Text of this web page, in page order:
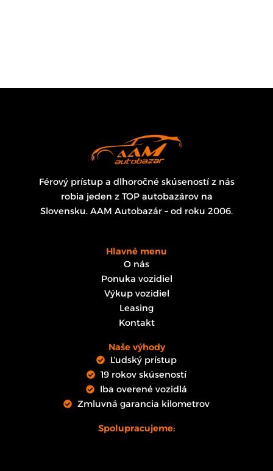
Férový prístup a dlhoročné skúseností z nás
robia jeden z TOP autobazárov na
Slovensku. AAM Autobazár – od roku 2006.
Hlavné menu
O nás
Ponuka vozidiel
Výkup vozidiel
Leasing
Kontakt
Naše výhody
Ľudský prístup
19 rokov skúseností
Iba overené vozidlá
Zmluvná garancia kilometrov
Spolupracujeme: